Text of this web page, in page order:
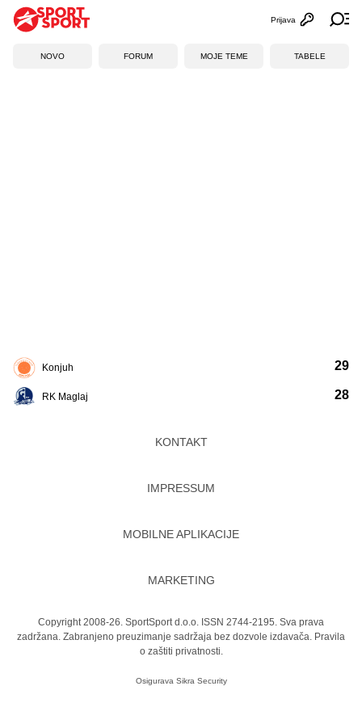
Otvori
Prijava
NOVO FORUM MOJE TEME TABELE
Konjuh
RK Maglaj
29
28
KONTAKT
IMPRESSUM
MOBILNE APLIKACIJE
MARKETING
Copyright 2008-26. SportSport d.o.o. ISSN 2744-2195. Sva prava
zadržana. Zabranjeno preuzimanje sadržaja bez dozvole izdavača. Pravila
o zaštiti privatnosti.
Osigurava Sikra Security